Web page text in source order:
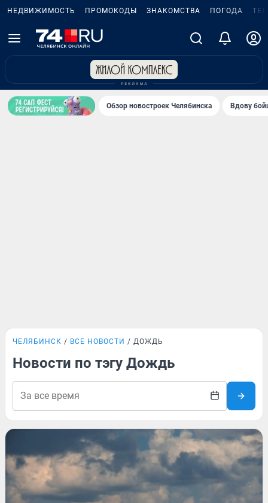
НЕДВИЖИМОСТЬ ПРОМОКОДЫ ЗНАКОМСТВА ПОГОДА
Обзор новостроек Челябинска Вдову
ЧЕЛЯБИНСК ВСЕ НОВОСТИ ДОЖДЬ
Новости по тэгу Дождь